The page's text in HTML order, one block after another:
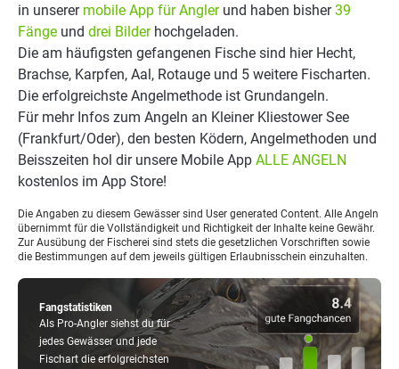
Fangstatistiken
Als Pro-Angler siehst du für
jedes Gewässer und jede
Fischart die erfolgreichsten
in unserer mobile App für Anglerund haben bisher39
Fänge und drei Bilderhochgeladen.
Die am häufigsten gefangenen Fische sind hier Hecht,
Brachse, Karpfen, Aal, Rotauge und 5 weitere Fischarten.
Die erfolgreichste Angelmethode ist Grundangeln.
Für mehr Infos zum Angeln an Kleiner Kliestower See
(Frankfurt/Oder), den besten Ködern, Angelmethoden und
Beisszeiten hol dir unsere Mobile App ALLE ANGELN
kostenlos im App Store!
Die Angaben zu diesem Gewässer sind User generated Content. Alle Angeln
übernimmt für die Vollständigkeit und Richtigkeit der Inhalte keine Gewähr.
Zur Ausübung der Fischerei sind stets die gesetzlichen Vorschriften sowie
die Bestimmungen auf dem jeweils gültigen Erlaubnisschein einzuhalten.